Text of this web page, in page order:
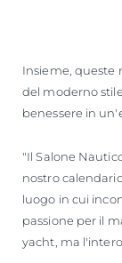
Insieme, queste
del moderno
benessere in
"Il Salone
nostro
luogo in cui
passione per il
yacht, ma